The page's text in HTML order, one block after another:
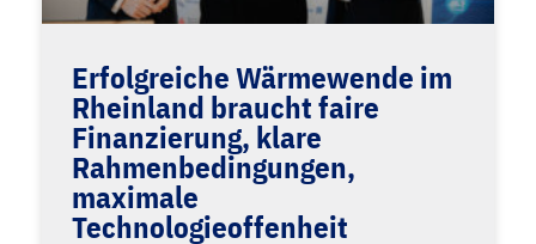
Erfolgreiche Wärmewende im
Rheinland braucht faire
Finanzierung, klare
Rahmenbedingungen,
maximale
Technologieoffenheit